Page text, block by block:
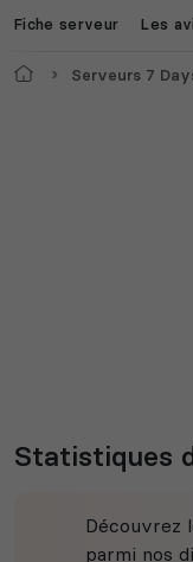
Fiche serveur Les
AccueilServeurs 7
Statistiques
Découvrez
parmi nos